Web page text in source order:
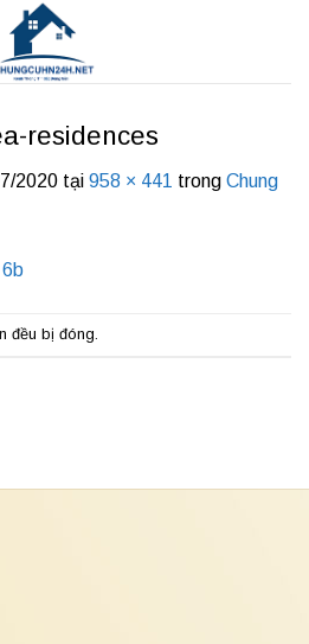
residences
2020 tại 958 × 441 trong Chung
đều bị đóng.